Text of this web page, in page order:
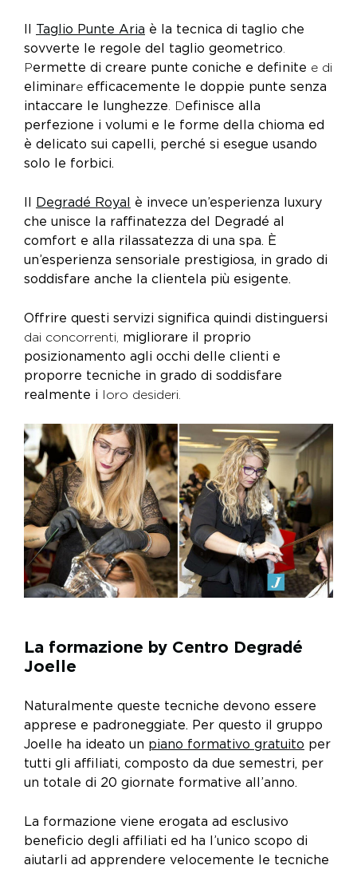
Il Taglio Punte Aria è la tecnica di taglio che
sovverte le regole del taglio geometrico.
Permette di creare punte coniche e definite e di
eliminare efficacemente le doppie punte senza
intaccare le lunghezze. Definisce alla
perfezione i volumi e le forme della chioma ed
è delicato sui capelli, perché si esegue usando
solo le forbici.
Il Degradé Royal è invece un’esperienza luxury
che unisce la raffinatezza del Degradé al
comfort e alla rilassatezza di una spa. È
un’esperienza sensoriale prestigiosa, in grado di
soddisfare anche la clientela più esigente.
Offrire questi servizi significa quindi distinguersi
dai concorrenti, migliorare il proprio
posizionamento agli occhi delle clienti e
proporre tecniche in grado di soddisfare
realmente i loro desideri.
La formazione by Centro Degradé
Joelle
Naturalmente queste tecniche devono essere
apprese e padroneggiate. Per questo il gruppo
Joelle ha ideato un piano formativo gratuito per
tutti gli affiliati, composto da due semestri, per
un totale di 20 giornate formative all’anno.
La formazione viene erogata ad esclusivo
beneficio degli affiliati ed ha l’unico scopo di
aiutarli ad apprendere velocemente le tecniche